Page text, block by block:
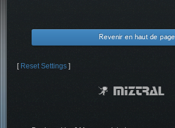
Revenir en haut de page
[ Reset Settings ]